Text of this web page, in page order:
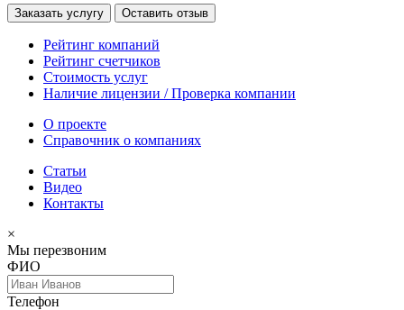
Заказать услугу Оставить отзыв
Рейтинг компаний
Рейтинг счетчиков
Стоимость услуг
Наличие лицензии / Проверка компании
О проекте
Справочник о компаниях
Статьи
Видео
Контакты
×
Мы перезвоним
ФИО
Телефон